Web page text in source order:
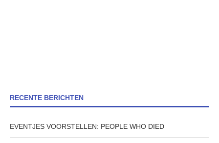
RECENTE BERICHTEN
EVENTJES VOORSTELLEN: PEOPLE WHO DIED